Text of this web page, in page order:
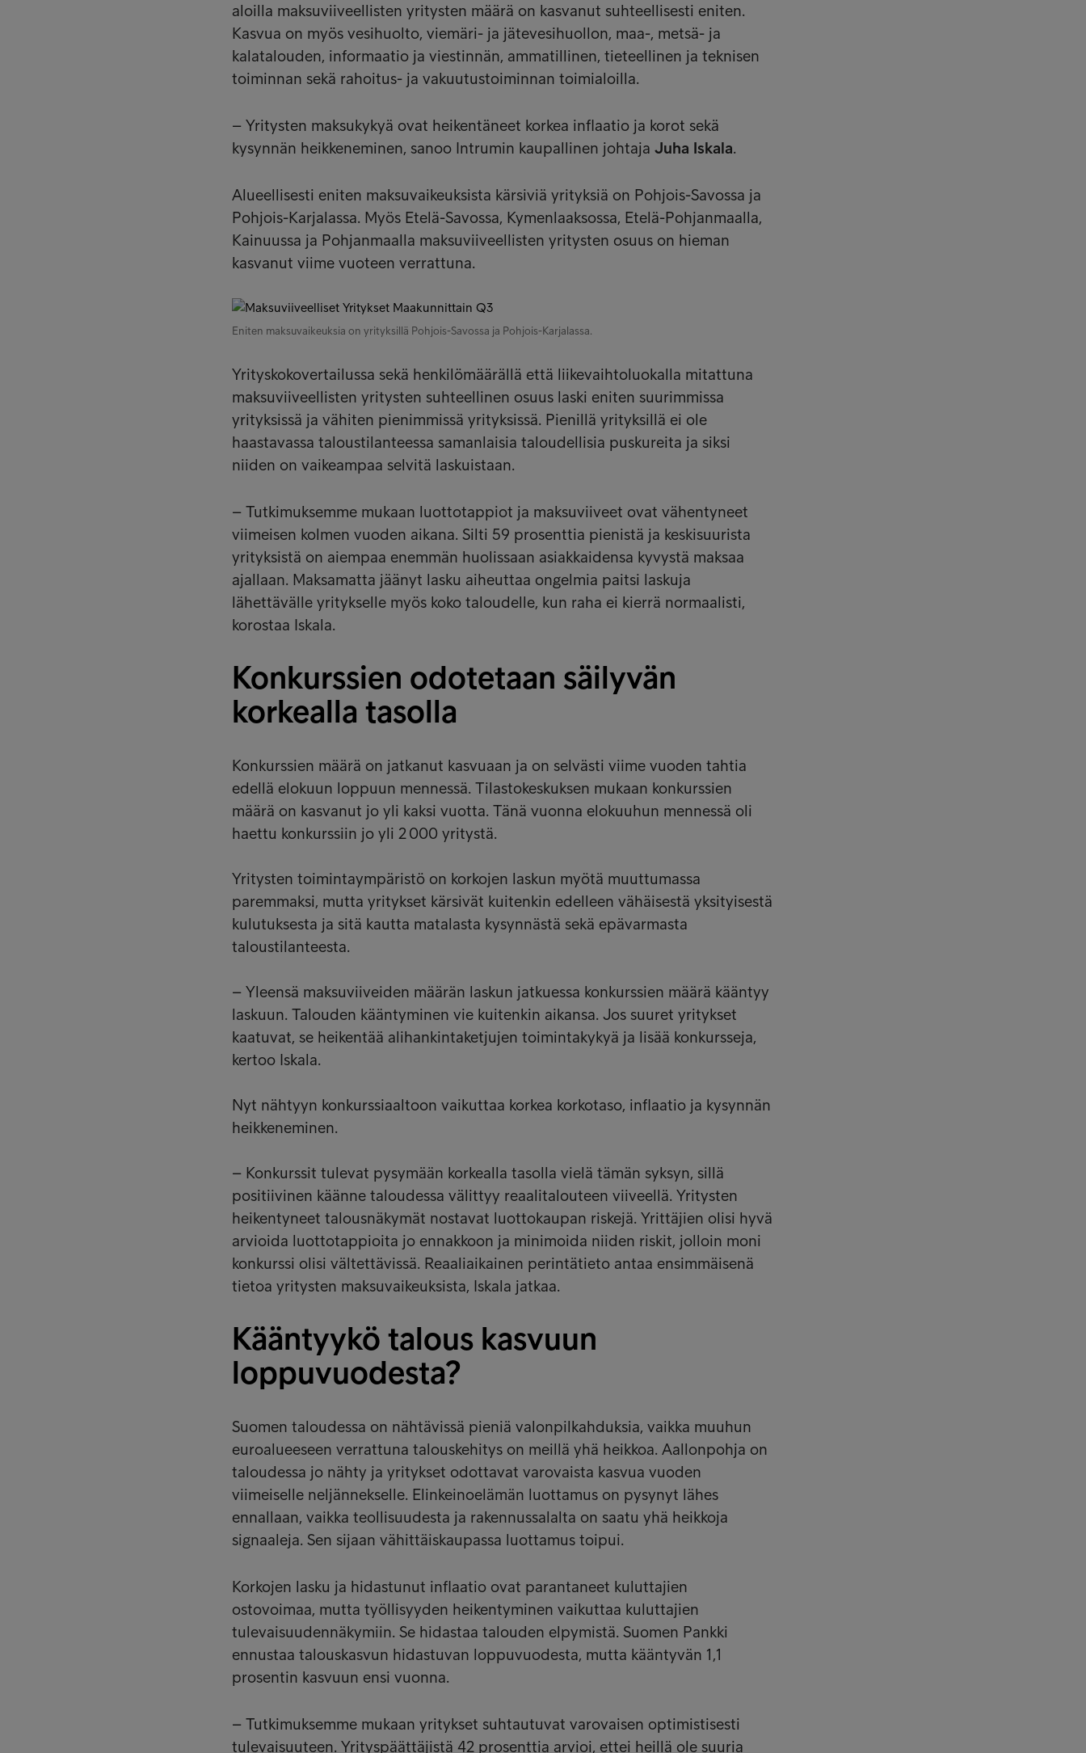
aloilla maksuviiveellisten yritysten määrä on kasvanut suhteellisesti eniten.
Kasvua on myös vesihuolto, viemäri- ja jätevesihuollon, maa-, metsä- ja
kalatalouden, informaatio ja viestinnän, ammatillinen, tieteellinen ja teknisen
toiminnan sekä rahoitus- ja vakuutustoiminnan toimialoilla.
– Yritysten maksukykyä ovat heikentäneet korkea inflaatio ja korot sekä
kysynnän heikkeneminen, sanoo Intrumin kaupallinen johtaja Juha Iskala.
Alueellisesti eniten maksuvaikeuksista kärsiviä yrityksiä on Pohjois-Savossa ja
Pohjois-Karjalassa. Myös Etelä-Savossa, Kymenlaaksossa, Etelä-Pohjanmaalla,
Kainuussa ja Pohjanmaalla maksuviiveellisten yritysten osuus on hieman
kasvanut viime vuoteen verrattuna.
Eniten maksuvaikeuksia on yrityksillä Pohjois-Savossa ja Pohjois-Karjalassa.
Yrityskokovertailussa sekä henkilömäärällä että liikevaihtoluokalla mitattuna
maksuviiveellisten yritysten suhteellinen osuus laski eniten suurimmissa
yrityksissä ja vähiten pienimmissä yrityksissä. Pienillä yrityksillä ei ole
haastavassa taloustilanteessa samanlaisia taloudellisia puskureita ja siksi
niiden on vaikeampaa selvitä laskuistaan.
– Tutkimuksemme mukaan luottotappiot ja maksuviiveet ovat vähentyneet
viimeisen kolmen vuoden aikana. Silti 59 prosenttia pienistä ja keskisuurista
yrityksistä on aiempaa enemmän huolissaan asiakkaidensa kyvystä maksaa
ajallaan. Maksamatta jäänyt lasku aiheuttaa ongelmia paitsi laskuja
lähettävälle yritykselle myös koko taloudelle, kun raha ei kierrä normaalisti,
korostaa Iskala.
Konkurssien odotetaan säilyvän
korkealla tasolla
Konkurssien määrä on jatkanut kasvuaan ja on selvästi viime vuoden tahtia
edellä elokuun loppuun mennessä. Tilastokeskuksen mukaan konkurssien
määrä on kasvanut jo yli kaksi vuotta. Tänä vuonna elokuuhun mennessä oli
haettu konkurssiin jo yli 2 000 yritystä.
Yritysten toimintaympäristö on korkojen laskun myötä muuttumassa
paremmaksi, mutta yritykset kärsivät kuitenkin edelleen vähäisestä yksityisestä
kulutuksesta ja sitä kautta matalasta kysynnästä sekä epävarmasta
taloustilanteesta.
– Yleensä maksuviiveiden määrän laskun jatkuessa konkurssien määrä kääntyy
laskuun. Talouden kääntyminen vie kuitenkin aikansa. Jos suuret yritykset
kaatuvat, se heikentää alihankintaketjujen toimintakykyä ja lisää konkursseja,
kertoo Iskala.
Nyt nähtyyn konkurssiaaltoon vaikuttaa korkea korkotaso, inflaatio ja kysynnän
heikkeneminen.
– Konkurssit tulevat pysymään korkealla tasolla vielä tämän syksyn, sillä
positiivinen käänne taloudessa välittyy reaalitalouteen viiveellä. Yritysten
heikentyneet talousnäkymät nostavat luottokaupan riskejä. Yrittäjien olisi hyvä
arvioida luottotappioita jo ennakkoon ja minimoida niiden riskit, jolloin moni
konkurssi olisi vältettävissä. Reaaliaikainen perintätieto antaa ensimmäisenä
tietoa yritysten maksuvaikeuksista, Iskala jatkaa.
Kääntyykö talous kasvuun
loppuvuodesta?
Suomen taloudessa on nähtävissä pieniä valonpilkahduksia, vaikka muuhun
euroalueeseen verrattuna talouskehitys on meillä yhä heikkoa. Aallonpohja on
taloudessa jo nähty ja yritykset odottavat varovaista kasvua vuoden
viimeiselle neljännekselle. Elinkeinoelämän luottamus on pysynyt lähes
ennallaan, vaikka teollisuudesta ja rakennussalalta on saatu yhä heikkoja
signaaleja. Sen sijaan vähittäiskaupassa luottamus toipui.
Korkojen lasku ja hidastunut inflaatio ovat parantaneet kuluttajien
ostovoimaa, mutta työllisyyden heikentyminen vaikuttaa kuluttajien
tulevaisuudennäkymiin. Se hidastaa talouden elpymistä. Suomen Pankki
ennustaa talouskasvun hidastuvan loppuvuodesta, mutta kääntyvän 1,1
prosentin kasvuun ensi vuonna.
– Tutkimuksemme mukaan yritykset suhtautuvat varovaisen optimistisesti
tulevaisuuteen. Yrityspäättäjistä 42 prosenttia arvioi, ettei heillä ole suuria